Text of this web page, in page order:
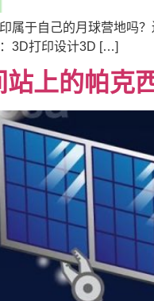
属于自己的月球营地吗
3D打印设计3D […]
站上的帕克